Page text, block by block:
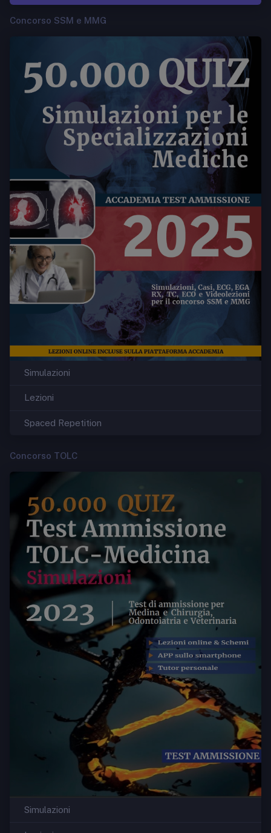
Concorso SSM e MMG
Simulazioni
Lezioni
Spaced Repetition
Concorso TOLC
Simulazioni